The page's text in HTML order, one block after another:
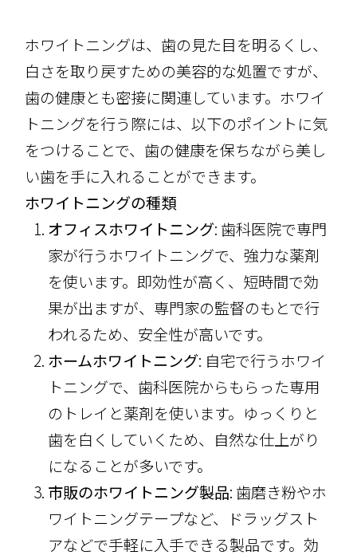
ホワイトニングは、歯の見た目を明るくし、
白さを取り戻すための美容的な処置ですが、
歯の健康とも密接に関連しています。ホワイ
トニングを行う際には、以下のポイントに気
をつけることで、歯の健康を保ちながら美し
い歯を手に入れることができます。
ホワイトニングの種類
オフィスホワイトニング: 歯科医院で専門
家が行うホワイトニングで、強力な薬剤
を使います。即効性が高く、短時間で効
果が出ますが、専門家の監督のもとで行
われるため、安全性が高いです。
ホームホワイトニング: 自宅で行うホワイ
トニングで、歯科医院からもらった専用
のトレイと薬剤を使います。ゆっくりと
歯を白くしていくため、自然な仕上がり
になることが多いです。
市販のホワイトニング製品: 歯磨き粉やホ
ワイトニングテープなど、ドラッグスト
アなどで手軽に入手できる製品です。効